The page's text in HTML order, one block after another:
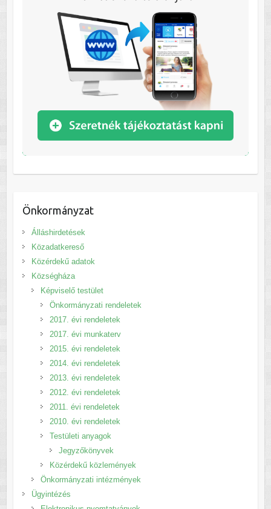
Önkormányzat
Álláshirdetések
Közadatkereső
Közérdekű adatok
Községháza
Képviselő testület
Önkormányzati rendeletek
2017. évi rendeletek
2017. évi munkaterv
2015. évi rendeletek
2014. évi rendeletek
2013. évi rendeletek
2012. évi rendeletek
2011. évi rendeletek
2010. évi rendeletek
Testületi anyagok
Jegyzőkönyvek
Közérdekű közlemények
Önkormányzati intézmények
Ügyintézés